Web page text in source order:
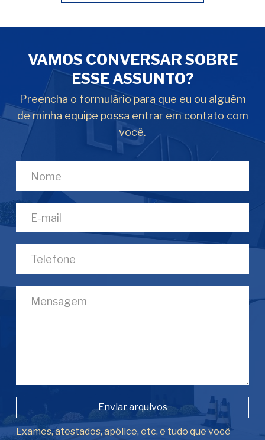
VAMOS CONVERSAR SOBRE
ESSE ASSUNTO?
Preencha o formulário para que eu ou alguém
de minha equipe possa entrar em contato com
você.
Enviar arquivos
Exames, atestados, apólice, etc. e tudo que você